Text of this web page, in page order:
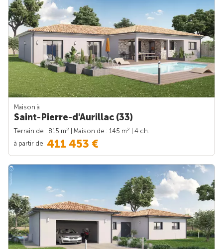
Maison à
Saint-Pierre-d'Aurillac (33)
Terrain de : 815 m2 | Maison de : 145 m2
| 4 ch.
à partir de 411 453 €